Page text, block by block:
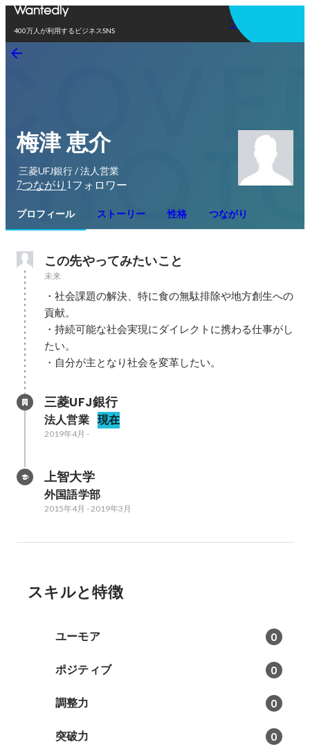
400万人が利用するビジネスSNS
アプリを使う
梅津 恵介
三菱UFJ銀行 / 法人営業
7つながり 1 フォロワー
プロフィール ストーリー 性格 つながり
この先やってみたいこと
未来
・社会課題の解決、特に食の無駄排除や地方創生への
貢献。
・持続可能な社会実現にダイレクトに携わる仕事がし
たい。
・自分が主となり社会を変革したい。
三菱UFJ銀行
法人営業 現在
2019年4月 -
上智大学
外国語学部
2015年4月 -2019年3月
スキルと特徴
ユーモア 0
ポジティブ 0
調整力 0
突破力 0